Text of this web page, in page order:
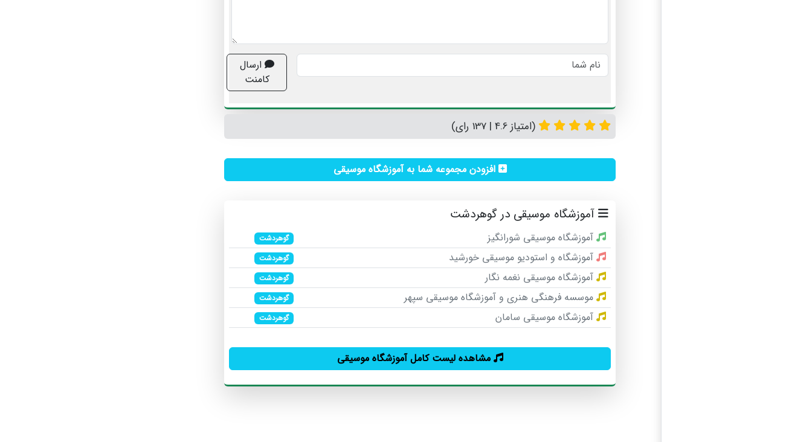
ارسال
کامنت
(امتیاز 4.6 | 137 رای)
افزودن مجموعه شما به آموزشگاه موسیقی
آموزشگاه موسیقی در گوهردشت
آموزشگاه موسیقی شورانگیز گوهردشت
آموزشگاه و استودیو موسیقی خورشید گوهردشت
آموزشگاه موسیقی نغمه نگار گوهردشت
موسسه فرهنگی هنری و آموزشگاه موسیقی سپهر گوهردشت
آموزشگاه موسیقی سامان گوهردشت
مشاهده لیست کامل آموزشگاه موسیقی